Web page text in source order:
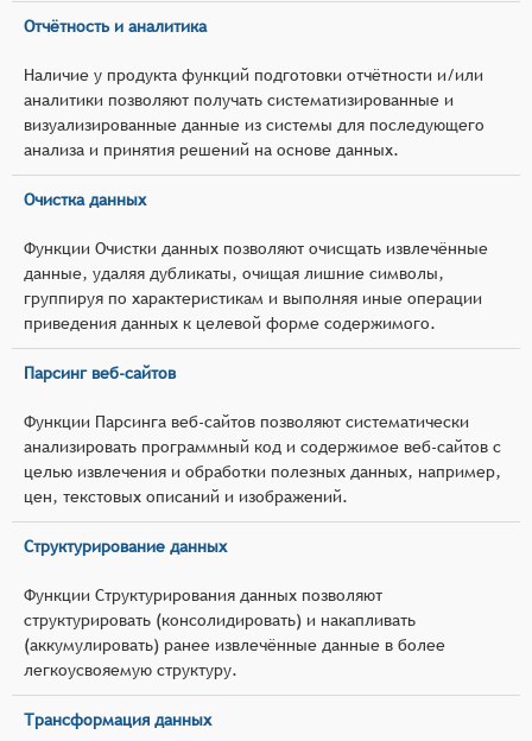
Отчётность и аналитика
Наличие у продукта функций подготовки отчётности и/или
аналитики позволяют получать систематизированные и
визуализированные данные из системы для последующего
анализа и принятия решений на основе данных.
Очистка данных
Функции Очистки данных позволяют очисщать извлечённые
данные, удаляя дубликаты, очищая лишние символы,
группируя по характеристикам и выполняя иные операции
приведения данных к целевой форме содержимого.
Парсинг веб-сайтов
Функции Парсинга веб-сайтов позволяют систематически
анализировать программный код и содержимое веб-сайтов с
целью извлечения и обработки полезных данных, например,
цен, текстовых описаний и изображений.
Структурирование данных
Функции Структурирования данных позволяют
структурировать (консолидировать) и накапливать
(аккумулировать) ранее извлечённые данные в более
легкоусвояемую структуру.
Трансформация данных